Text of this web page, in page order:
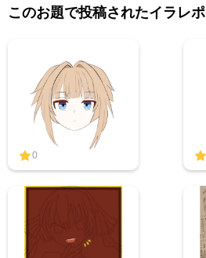
このお題で投稿されたイラレポ
0